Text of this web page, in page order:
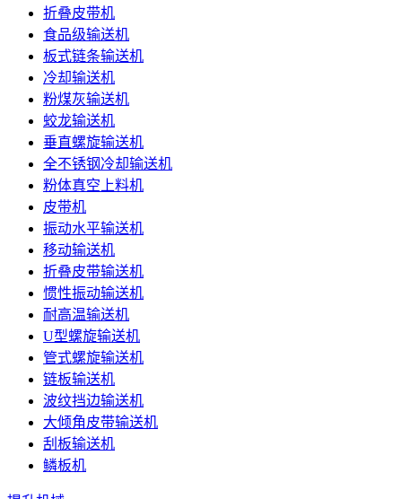
折叠皮带机
食品级输送机
板式链条输送机
冷却输送机
粉煤灰输送机
蛟龙输送机
垂直螺旋输送机
全不锈钢冷却输送机
粉体真空上料机
皮带机
振动水平输送机
移动输送机
折叠皮带输送机
惯性振动输送机
耐高温输送机
U型螺旋输送机
管式螺旋输送机
链板输送机
波纹挡边输送机
大倾角皮带输送机
刮板输送机
鳞板机